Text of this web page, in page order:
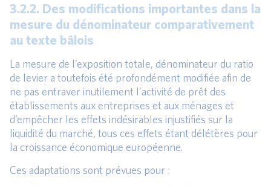
3.2.2. Des modifications importantes dans la
mesure du dénominateur comparativement
au texte bâlois
La mesure de l’exposition totale, dénominateur du ratio
de levier a toutefois été profondément modifiée afin de
ne pas entraver inutilement l’activité de prêt des
établissements aux entreprises et aux ménages et
d’empêcher les effets indésirables injustifiés sur la
liquidité du marché, tous ces effets étant délétères pour
la croissance économique européenne.
Ces adaptations sont prévues pour :